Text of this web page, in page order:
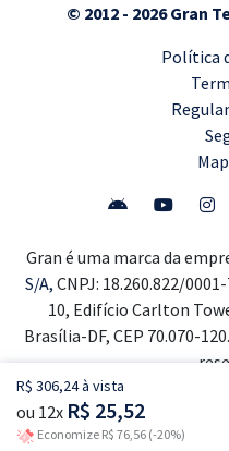
R$ 306,24 à vista
ou 12x R$ 25,52
Economize R$ 76,56 (-20%)
© 2012 - 2026 Gran
Política
Gran é uma marca da
S/A, CNPJ: 18.260.822/
10, Edifício Carlton
Brasília-DF, CEP 70.070-